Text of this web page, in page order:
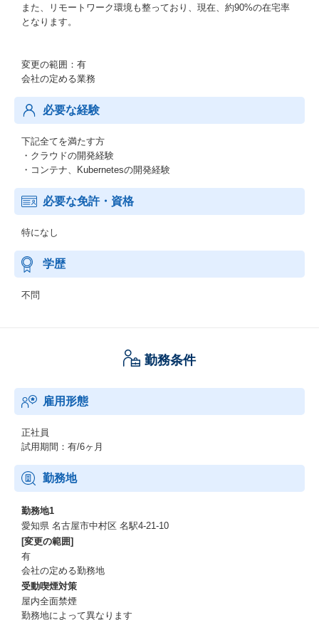
また、リモートワーク環境も整っており、現在、約90%の在宅率
となります。
変更の範囲：有
会社の定める業務
必要な経験
下記全てを満たす方
・クラウドの開発経験
・コンテナ、Kubernetesの開発経験
必要な免許・資格
特になし
学歴
不問
勤務条件
雇用形態
正社員
試用期間：有/6ヶ月
勤務地
勤務地1
愛知県 名古屋市中村区 名駅4-21-10
[変更の範囲]
有
会社の定める勤務地
受動喫煙対策
屋内全面禁煙
勤務地によって異なります